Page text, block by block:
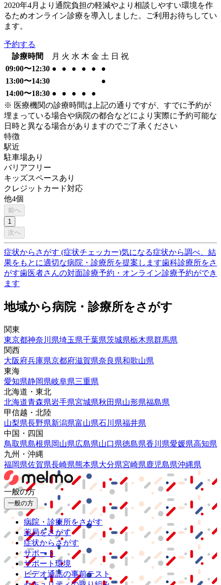
2020年4月より通院負担の軽減やより相談しやすい環境を作
るためオンライン診療を導入しました。ご利用お待ちしてい
ます。
予約する
診療時間
月 火 水 木 金 土 日 祝
09:00〜12:30 ● ● ● ● ●
●
13:00〜14:30
●
14:00〜18:30 ● ● ● ●
●
※ 医療機関の診療時間は上記の通りですが、すでに予約が
埋まっている場合や病院の都合などにより実際に予約可能な
日時と異なる場合がありますのでご了承ください
特徴
駅近
駐車場あり
バリアフリー
キッズスペースあり
クレジットカード対応
他4個
前へ
1
次へ
症状からさがす (症状チェッカー)気になる症状から調べ、結
果をもとに適切な病院・診療所を提案します歯科診療所をさ
がす歯医者さんの対面診療予約・オンライン診療予約ができ
ます
地域から病院・診療所をさがす
関東
東京都神奈川県埼玉県千葉県茨城県栃木県群馬県
関西
大阪府兵庫県京都府滋賀県奈良県和歌山県
東海
愛知県静岡県岐阜県三重県
北海道・東北
北海道青森県岩手県宮城県秋田県山形県福島県
甲信越・北陸
山梨県長野県新潟県富山県石川県福井県
中国・四国
鳥取県島根県岡山県広島県山口県徳島県香川県愛媛県高知県
九州・沖縄
福岡県佐賀県長崎県熊本県大分県宮崎県鹿児島県沖縄県
一般の方
一般の方
病院・診療所をさがす
薬局をさがす
症状からさがす
サポート
サポート環境
ビデオ通話の事前テスト